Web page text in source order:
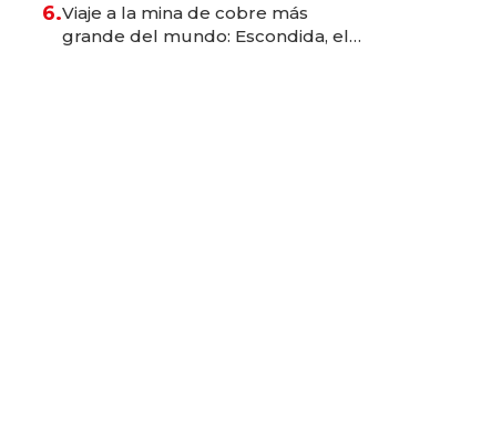
6.Viaje a la mina de cobre más
grande del mundo: Escondida, el